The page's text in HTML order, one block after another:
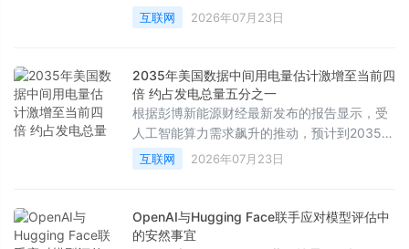
曾将广告形容为“最后手段”的商业模式，并认
为将其与AI结合会带来独特的不安感，但如今
构的最新分析，各大科技公司很难从聊天机器
人广告中获得预期的庞大收益。
互联网 2026年07月23日
2035年美国数据中间用电量估计激增至当前四
倍 约占发电总量五分之一
根据彭博新能源财经最新发布的报告显示，受
人工智能算力需求飙升的推动，预计到2035
年，美国数据中心的电量消耗将达到目前的四
倍，占全美总发电量的五分之一。
互联网 2026年07月23日
OpenAI与Hugging Face联手应对模型评估中
的安然事宜